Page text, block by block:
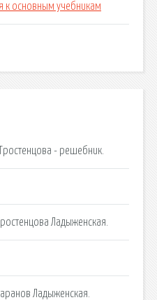
к основным учебникам
- решебник.
Ладыженская.
Ладыженская.